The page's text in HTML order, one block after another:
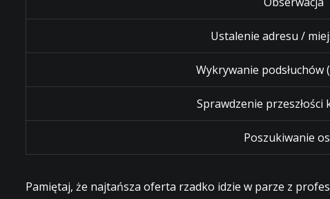
Ustalenie adresu /
Wykrywanie podsłuchów
Sprawdzenie
Poszukiwanie
Pamiętaj, że najtańsza oferta rzadko idzie w parze z